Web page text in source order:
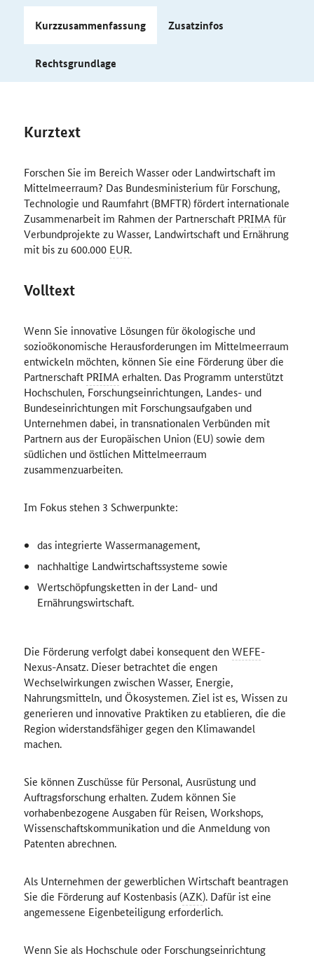
Kurzzusammenfassung Zusatzinfos
Rechtsgrundlage
Kurztext
Forschen Sie im Bereich Wasser oder Landwirtschaft im
Mittelmeerraum? Das Bundesministerium für Forschung,
Technologie und Raumfahrt (BMFTR) fördert internationale
Zusammenarbeit im Rahmen der Partnerschaft PRIMA für
Verbundprojekte zu Wasser, Landwirtschaft und Ernährung
mit bis zu 600.000 EUR.
Volltext
Wenn Sie innovative Lösungen für ökologische und
sozioökonomische Herausforderungen im Mittelmeerraum
entwickeln möchten, können Sie eine Förderung über die
Partnerschaft PRIMA erhalten. Das Programm unterstützt
Hochschulen, Forschungseinrichtungen, Landes- und
Bundeseinrichtungen mit Forschungsaufgaben und
Unternehmen dabei, in transnationalen Verbünden mit
Partnern aus der Europäischen Union (EU) sowie dem
südlichen und östlichen Mittelmeerraum
zusammenzuarbeiten.
Im Fokus stehen 3 Schwerpunkte:
das integrierte Wassermanagement,
nachhaltige Landwirtschaftssysteme sowie
Wertschöpfungsketten in der Land- und
Ernährungswirtschaft.
Die Förderung verfolgt dabei konsequent denWEFE-
Nexus-Ansatz. Dieser betrachtet die engen
Wechselwirkungen zwischen Wasser, Energie,
Nahrungsmitteln, und Ökosystemen. Ziel ist es, Wissen zu
generieren und innovative Praktiken zu etablieren, die die
Region widerstandsfähiger gegen den Klimawandel
machen.
Sie können Zuschüsse für Personal, Ausrüstung und
Auftragsforschung erhalten. Zudem können Sie
vorhabenbezogene Ausgaben für Reisen, Workshops,
Wissenschaftskommunikation und die Anmeldung von
Patenten abrechnen.
Als Unternehmen der gewerblichen Wirtschaft beantragen
Sie die Förderung auf Kostenbasis (AZK). Dafür ist eine
angemessene Eigenbeteiligung erforderlich.
Wenn Sie als Hochschule oder Forschungseinrichtung